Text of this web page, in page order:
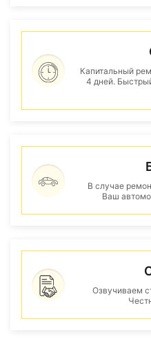
Капитальный
4 дней.
В случае
Ваш
Озвучиваем